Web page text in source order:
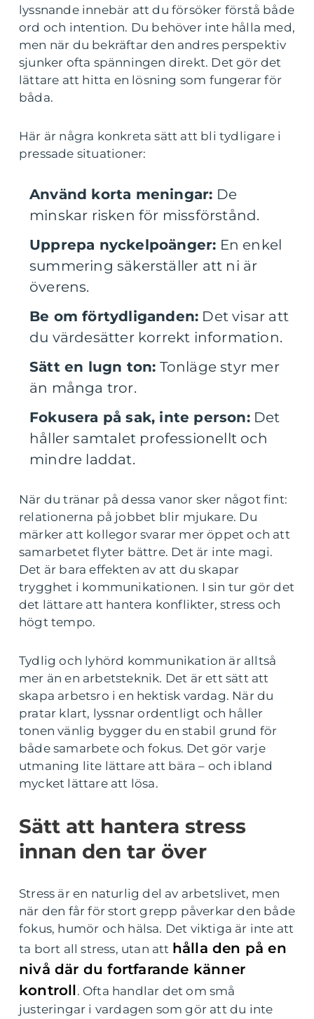
lyssnande innebär att du försöker förstå både
ord och intention. Du behöver inte hålla med,
men när du bekräftar den andres perspektiv
sjunker ofta spänningen direkt. Det gör det
lättare att hitta en lösning som fungerar för
båda.
Här är några konkreta sätt att bli tydligare i
pressade situationer:
Använd korta meningar: De
minskar risken för missförstånd.
Upprepa nyckelpoänger: En enkel
summering säkerställer att ni är
överens.
Be om förtydliganden: Det visar att
du värdesätter korrekt information.
Sätt en lugn ton: Tonläge styr mer
än många tror.
Fokusera på sak, inte person:Det
håller samtalet professionellt och
mindre laddat.
När du tränar på dessa vanor sker något fint:
relationerna på jobbet blir mjukare. Du
märker att kollegor svarar mer öppet och att
samarbetet flyter bättre. Det är inte magi.
Det är bara effekten av att du skapar
trygghet i kommunikationen. I sin tur gör det
det lättare att hantera konflikter, stress och
högt tempo.
Tydlig och lyhörd kommunikation är alltså
mer än en arbetsteknik. Det är ett sätt att
skapa arbetsro i en hektisk vardag. När du
pratar klart, lyssnar ordentligt och håller
tonen vänlig bygger du en stabil grund för
både samarbete och fokus. Det gör varje
utmaning lite lättare att bära – och ibland
mycket lättare att lösa.
Sätt att hantera stress
innan den tar över
Stress är en naturlig del av arbetslivet, men
när den får för stort grepp påverkar den både
fokus, humör och hälsa. Det viktiga är inte att
ta bort all stress, utan att hålla den på en
nivå där du fortfarande känner
kontroll. Ofta handlar det om små
justeringar i vardagen som gör att du inte